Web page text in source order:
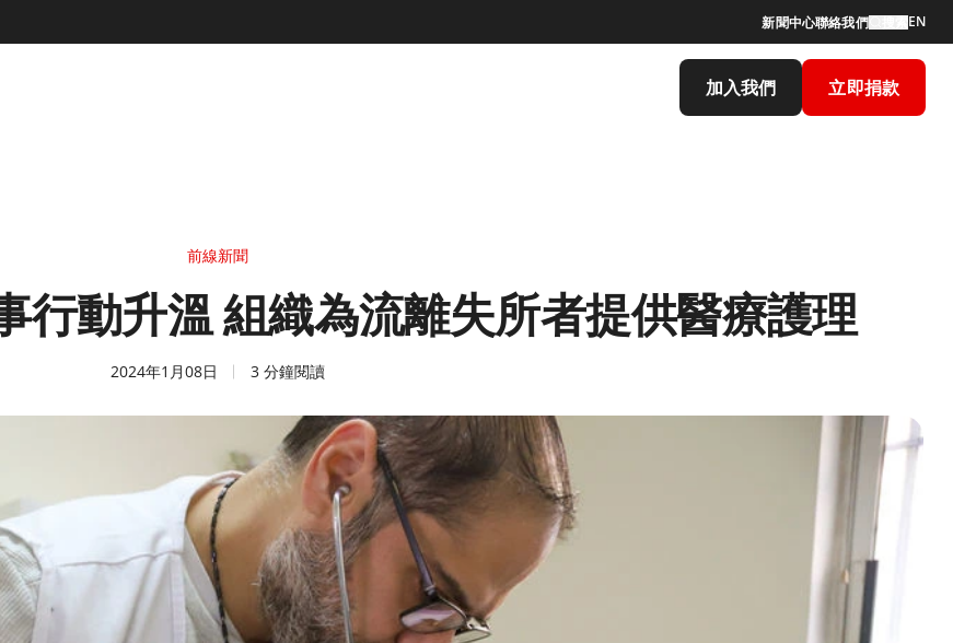
新聞中心聯絡我們 EN
加入我們 立即捐款
前線新聞
行動升溫 組織為流離失所者提供醫療護理
2024年1月08日 3 分鐘閱讀